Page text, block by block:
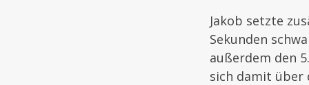
Jakob setzte
Sekunden
außerdem den
sich damit über